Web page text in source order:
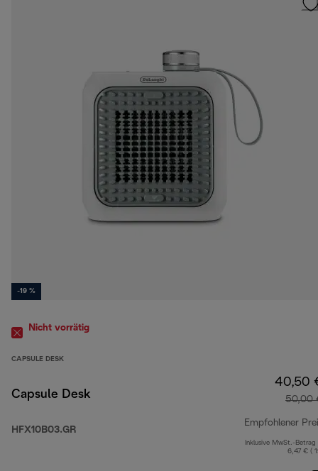
-19 %
Nicht vorrätig
CAPSULE DESK
Capsule Desk
HFX10B03.GR
40,50
50,00
Empfohlener
Inklusive MwSt.-Betrag
6,47 € (